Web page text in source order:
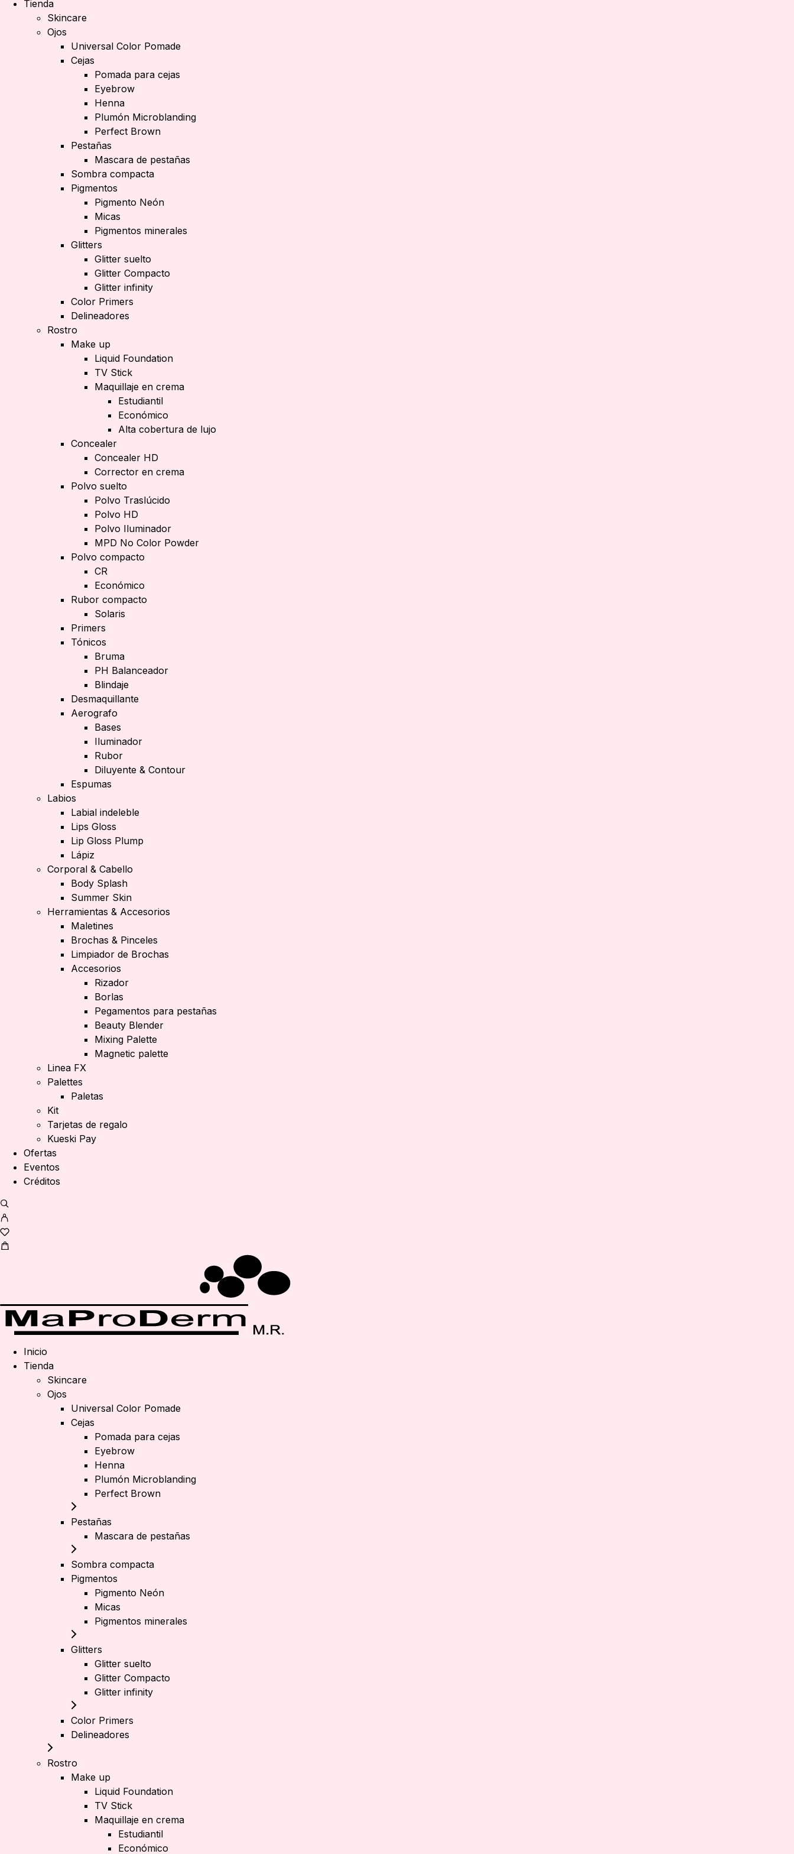
Tienda
Skincare
Ojos
Universal Color Pomade
Cejas
Pomada para cejas
Eyebrow
Henna
Plumón Microblanding
Perfect Brown
Pestañas
Mascara de pestañas
Sombra compacta
Pigmentos
Pigmento Neón
Micas
Pigmentos minerales
Glitters
Glitter suelto
Glitter Compacto
Glitter infinity
Color Primers
Delineadores
Rostro
Make up
Liquid Foundation
TV Stick
Maquillaje en crema
Estudiantil
Económico
Alta cobertura de lujo
Concealer
Concealer HD
Corrector en crema
Polvo suelto
Polvo Traslúcido
Polvo HD
Polvo Iluminador
MPD No Color Powder
Polvo compacto
CR
Económico
Rubor compacto
Solaris
Primers
Tónicos
Bruma
PH Balanceador
Blindaje
Desmaquillante
Aerografo
Bases
Iluminador
Rubor
Diluyente & Contour
Espumas
Labios
Labial indeleble
Lips Gloss
Lip Gloss Plump
Lápiz
Corporal & Cabello
Body Splash
Summer Skin
Herramientas & Accesorios
Maletines
Brochas & Pinceles
Limpiador de Brochas
Accesorios
Rizador
Borlas
Pegamentos para pestañas
Beauty Blender
Mixing Palette
Magnetic palette
Linea FX
Palettes
Paletas
Kit
Tarjetas de regalo
Kueski Pay
Ofertas
Eventos
Créditos
Inicio
Tienda
Skincare
Ojos
Universal Color Pomade
Cejas
Pomada para cejas
Eyebrow
Henna
Plumón Microblanding
Perfect Brown
Pestañas
Mascara de pestañas
Sombra compacta
Pigmentos
Pigmento Neón
Micas
Pigmentos minerales
Glitters
Glitter suelto
Glitter Compacto
Glitter infinity
Color Primers
Delineadores
Rostro
Make up
Liquid Foundation
TV Stick
Maquillaje en crema
Estudiantil
Económico